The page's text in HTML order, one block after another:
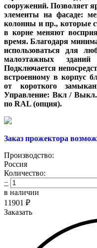
сооружений. Позволяет
элементы на фасаде:
колонны и пр., которые
в корне меняют
время. Благодаря
использоваться для
малоэтажных
Подключается
встроенному в корпус
от короткого
Управление: Вкл /
по RAL (опция).
Заказ прожектора
Производство:
Россия
Количество:
−
в наличии
11901 ₽
Заказать